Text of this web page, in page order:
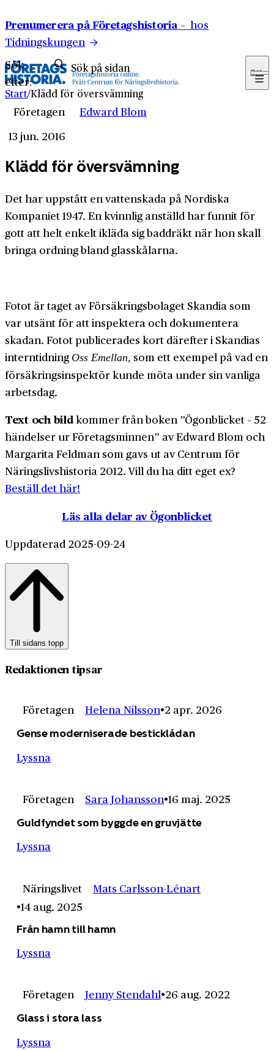
Prenumerera på Företagshistoria – hos
Tidningskungen
Sök
efter:
Sök
Start/Klädd för översvämning
Företagen
Edward Blom
13 jun. 2016
Klädd för översvämning
Det har uppstått en vattenskada på Nordiska
Kompaniet 1947. En kvinnlig anställd har funnit för
gott att helt enkelt ikläda sig baddräkt när hon skall
bringa ordning bland glasskålarna.
Fotot är taget av Försäkringsbolaget Skandia som
var utsänt för att inspektera och dokumentera
skadan. Fotot publicerades kort därefter i Skandias
interntidning Oss Emellan, som ett exempel på vad en
försäkringsinspektör kunde möta under sin vanliga
arbetsdag.
Text och bildkommer från boken ”Ögonblicket – 52
händelser ur Företagsminnen” av Edward Blom och
Margarita Feldman som gavs ut av Centrum för
Näringslivshistoria 2012. Vill du ha ditt eget ex?
Beställ det här!
Läs alla delar av Ögonblicket
Uppdaterad 2025-09-24
Till sidans topp
Redaktionen tipsar
Företagen Helena Nilsson 2 apr. 2026
Gense moderniserade besticklådan
Lyssna
Företagen Sara Johansson 16 maj. 2025
Guldfyndet som byggde en gruvjätte
Lyssna
Näringslivet
Mats Carlsson-Lénart
14 aug. 2025
Från hamn till hamn
Lyssna
Företagen Jenny Stendahl 26 aug. 2022
Glass i stora lass
Lyssna